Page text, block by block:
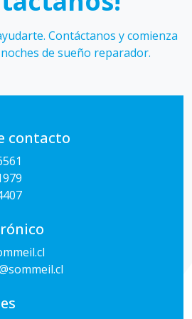
Contáctanos y comienza
de sueño reparador.
contacto